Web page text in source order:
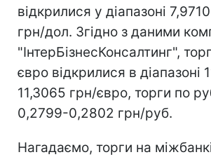
відкрилися у діапазоні
грн/дол. Згідно з даними
"ІнтерБізнесКонсалтинг",
євро відкрилися в діапазоні
11,3065 грн/євро, торги по
0,2799-0,2802 грн/руб.
Нагадаємо, торги на